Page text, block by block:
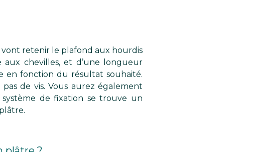
vont retenir le plafond aux hourdis
chevilles, et d’une longueur
en fonction du résultat souhaité.
de vis. Vous aurez également
de fixation se trouve un